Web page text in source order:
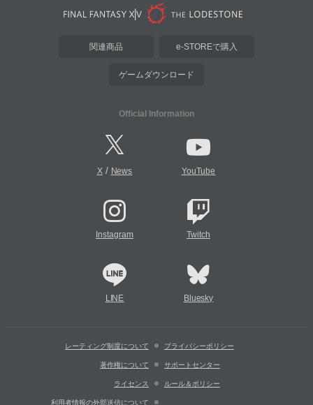
関連商品 e-STOREで購入
ゲームダウンロード
Official Information
X/ News YouTube
Instagram Twitch
LINE Bluesky
レーティング制度について プライバシーポリシー
著作権について サポートセンター
ライセンス ルール＆ポリシー
利用者情報の外部送信について